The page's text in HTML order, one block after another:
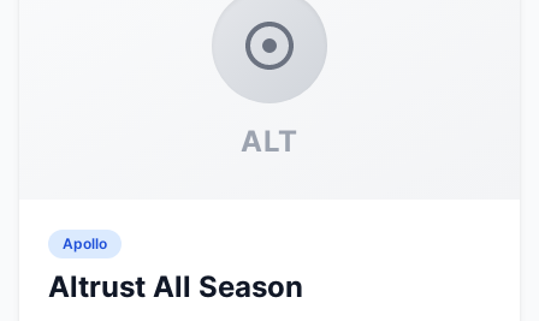
ALT
Apollo
Altrust All Season